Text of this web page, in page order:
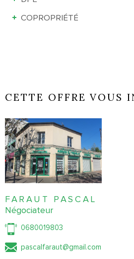
COPROPRIÉTÉ
CETTE OFFRE VOUS
FARAUT PASCAL
Négociateur
0680019803
pascalfaraut@gmail.com